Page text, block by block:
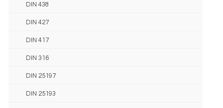
DIN 438
DIN 427
DIN 417
DIN 316
DIN 25197
DIN 25193